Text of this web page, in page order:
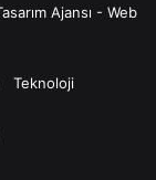
Ajansı - Web
Teknoloji